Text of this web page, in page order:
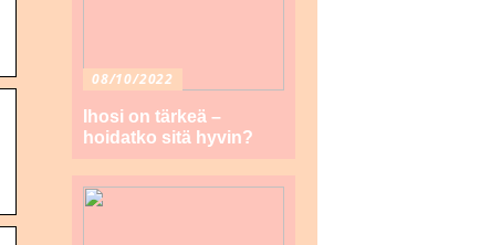
08/10/2022
Ihosi on tärkeä –
hoidatko sitä hyvin?